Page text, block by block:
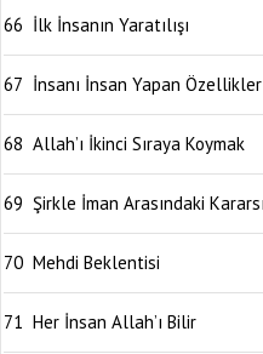
66 İlk İnsanın Yaratılışı
67 İnsanı İnsan Yapan Özellikler
68 Allah’ı İkinci Sıraya Koymak
69 Şirkle İman Arasındaki
70 Mehdi Beklentisi
71 Her İnsan Allah’ı Bilir